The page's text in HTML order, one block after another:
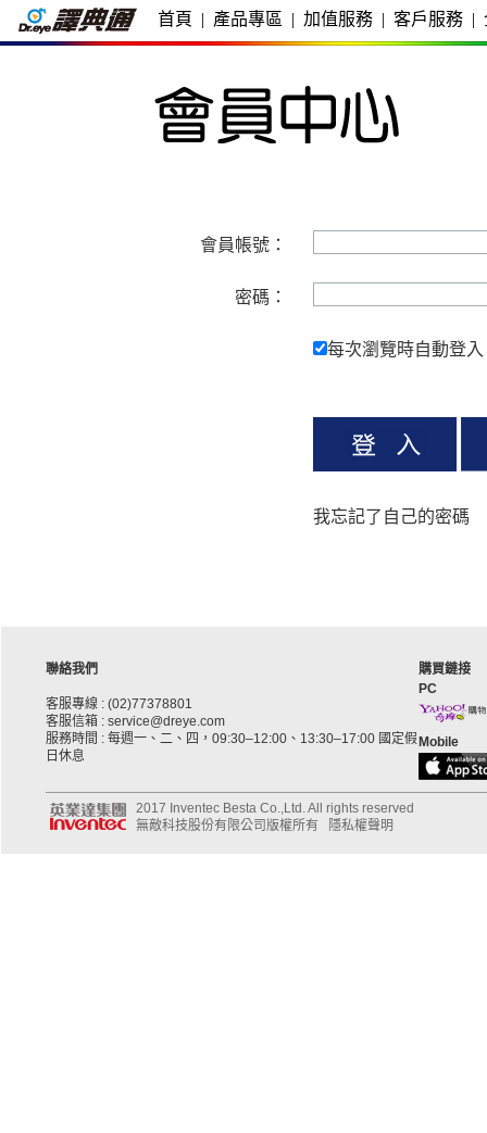
首頁 | 產品專區 | 加值服務 | 客戶服務 |
會員帳號：
密碼：
每次瀏覽時自動登入
我忘記了自己的密碼
聯絡我們
客服專線 : (02)77378801
客服信箱 : service@dreye.com
服務時間 : 每週一、二、四，09:30–12:00、13:30–17:00 國定假
日休息
購買鏈接
PC
Mobile
2017 Inventec Besta Co.,Ltd. All rights reserved
無敵科技股份有限公司版權所有
隱私權聲明